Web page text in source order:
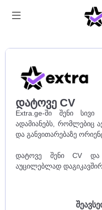
დატოვე CV
Extra.ge-ში შენი
ადამიანებს, რომლებიც
და განვითარებაზე
დატოვე შენი CV და
აუცილებლად